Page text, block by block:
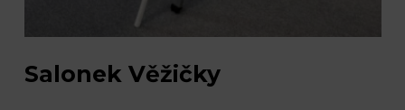
Salonek Věžičky